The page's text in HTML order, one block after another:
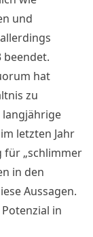
und
beendet.
hat
zu
langjährige
letzten Jahr
für „schlimmer
in den
Aussagen.
in